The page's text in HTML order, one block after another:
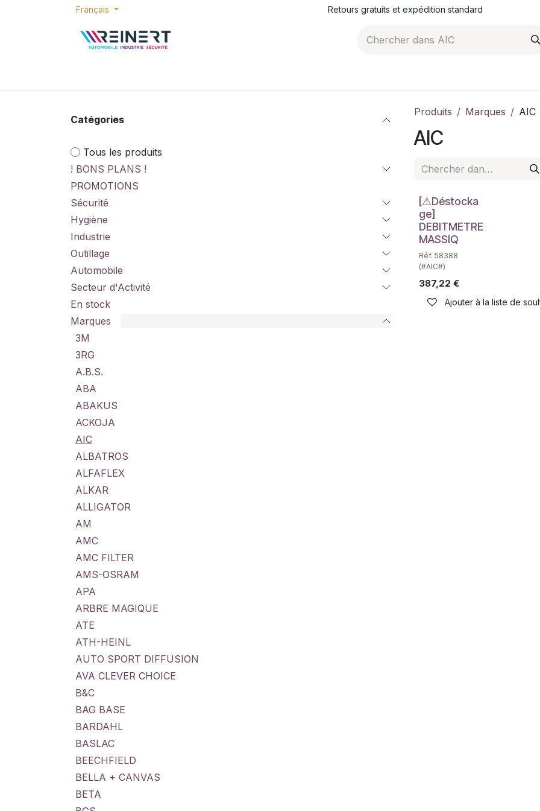
Se rendre au contenu
Français Retours gratuits et expédition standard
Catégories
Tous les produits
! BONS PLANS !
PROMOTIONS
Sécurité
Hygiène
Industrie
Outillage
Automobile
Secteur d'Activité
En stock
Marques
3M
3RG
A.B.S.
ABA
ABAKUS
ACKOJA
AIC
ALBATROS
ALFAFLEX
ALKAR
ALLIGATOR
AM
AMC
AMC FILTER
AMS-OSRAM
APA
ARBRE MAGIQUE
ATE
ATH-HEINL
AUTO SPORT DIFFUSION
AVA CLEVER CHOICE
B&C
BAG BASE
BARDAHL
BASLAC
BEECHFIELD
BELLA + CANVAS
BETA
Produits Marques AIC
AIC
Déstockage
[⚠Déstocka
ge]
DEBITMETRE
MASSIQ
Réf. 58388
(#AIC#)
387,22 €
Ajouter à la liste de